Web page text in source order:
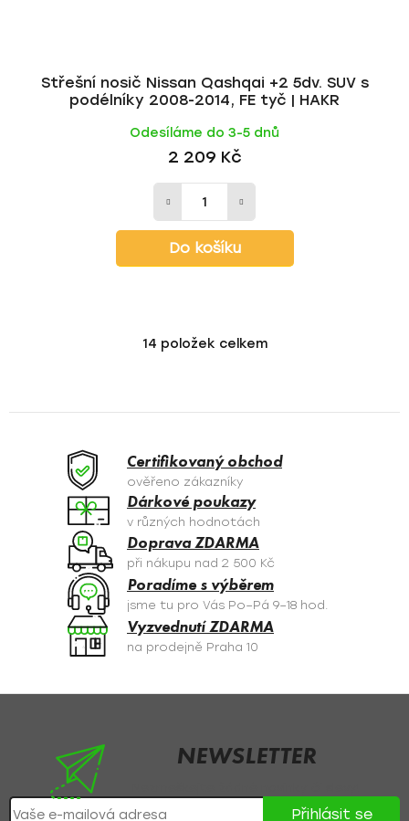
Střešní nosič Nissan Qashqai +2 5dv. SUV s
podélníky 2008-2014, FE tyč | HAKR
Odesíláme do 3-5 dnů
2 209 Kč
Do košíku
O
á
c
í
p
r
v
k
y
v
ý
p
s
14 položek celkem
Certifikovaný obchod
ověřeno zákazníky
Dárkové poukazy
v různých hodnotách
Doprava ZDARMA
při nákupu nad 2 500 Kč
Poradíme s výběrem
jsme tu pro Vás Po–Pá 9–18 hod.
Vyzvednutí ZDARMA
na prodejně Praha 10
NEWSLETTER
Přihlásit se